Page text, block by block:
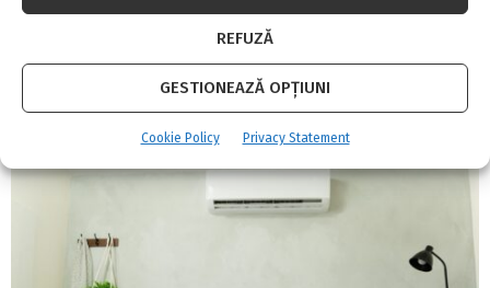
REFUZĂ
GESTIONEAZĂ OPȚIUNI
Cookie Policy Privacy Statement
Please enter an Access Token